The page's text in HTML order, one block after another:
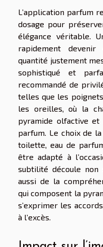
L’application parfum
dosage pour
élégance véritable.
rapidement devenir
quantité justement
sophistiqué et
recommandé de
telles que les
les oreilles, où la
pyramide olfactive et
parfum. Le choix de
toilette, eau de
être adapté à
subtilité découle non
aussi de la
qui composent la
s’exprimer les
à l’excès.